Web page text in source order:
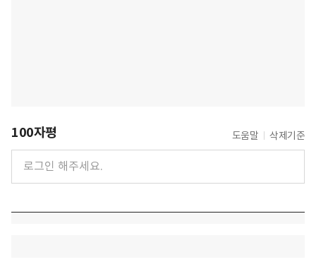
100자평 도움말 삭제기준